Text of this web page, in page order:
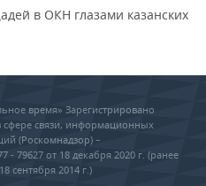
в ОКН глазами казанских
время» Зарегистрировано
связи, информационных
(Роскомнадзор) –
79627 от 18 декабря 2020 г. (ранее
сентября 2014 г.)